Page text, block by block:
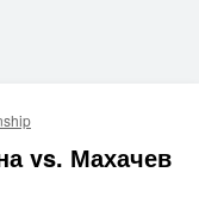
vs. Махачев